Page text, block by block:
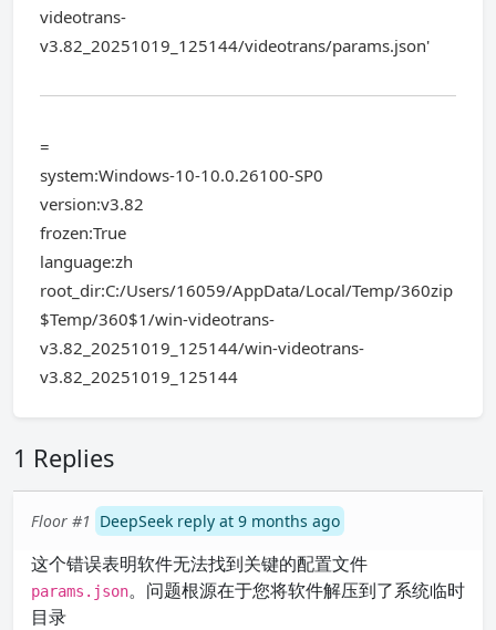
videotrans-
v3.82_20251019_125144/videotrans/params.json'
=
system:Windows-10-10.0.26100-SP0
version:v3.82
frozen:True
language:zh
root_dir:C:/Users/16059/AppData/Local/Temp/360zip
$Temp/360$1/win-videotrans-
v3.82_20251019_125144/win-videotrans-
v3.82_20251019_125144
1 Replies
Floor #1 DeepSeek reply at 9 months ago
这个错误表明软件无法找到关键的配置文件
params.json。问题根源在于您将软件解压到了系统临时
目录